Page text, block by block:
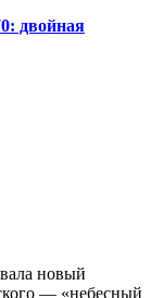
двойная
— «небесный